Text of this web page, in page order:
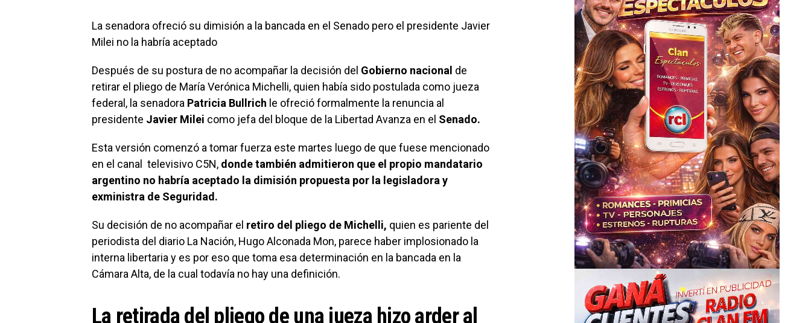
La senadora ofreció su dimisión a la bancada en el Senado pero el presidente Javier
Milei no la habría aceptado
Después de su postura de no acompañar la decisión del Gobierno nacional de
retirar el pliego de María Verónica Michelli, quien había sido postulada como jueza
federal, la senadora Patricia Bullrich le ofreció formalmente la renuncia al
presidente Javier Milei como jefa del bloque de la Libertad Avanza en el Senado.
Esta versión comenzó a tomar fuerza este martes luego de que fuese mencionado
en el canal televisivo C5N, donde también admitieron que el propio mandatario
argentino no habría aceptado la dimisión propuesta por la legisladora y
exministra de Seguridad.
Su decisión de no acompañar el retiro del pliego de Michelli, quien es pariente del
periodista del diario La Nación, Hugo Alconada Mon, parece haber implosionado la
interna libertaria y es por eso que toma esa determinación en la bancada en la
Cámara Alta, de la cual todavía no hay una definición.
La retirada del pliego de una jueza hizo arder al